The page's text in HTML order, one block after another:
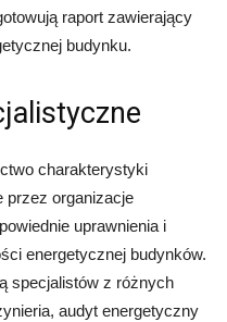
raport zawierający
budynku.
charakterystyki
przez organizacje
uprawnienia i
energetycznej budynków.
specjalistów z różnych
audyt energetyczny